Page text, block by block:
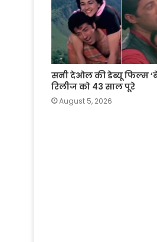
सनी देओल की डेब्यू फिल्म
रिलीज को 43 साल पूरे
August 5, 2026